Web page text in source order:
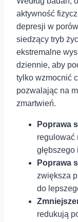
aktywność
depresji w
siedzący tryb
ekstremalne
dziennie, aby
tylko wzmocnić
pozwalając na
zmartwień.
Poprawa
regulować
Poprawa
zwiększa
do
redukują